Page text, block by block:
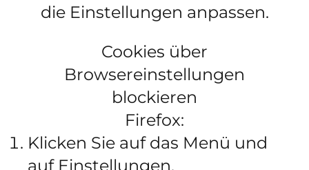
die Einstellungen anpassen.
Cookies über
Browsereinstellungen
blockieren
Firefox:
Klicken Sie auf das Menü und
auf Einstellungen.